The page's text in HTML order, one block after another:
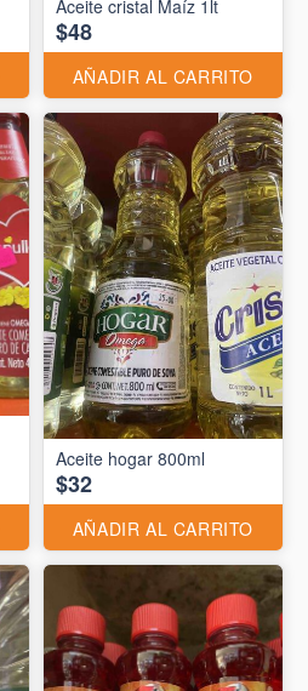
Aceite cristal Maíz 1lt
$48
AÑADIR AL CARRITO
Aceite hogar 800ml
$32
AÑADIR AL CARRITO